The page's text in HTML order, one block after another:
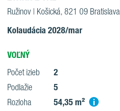
Ružinov | Košická, 821 09 Bratislava
Kolaudácia 2028/mar
VOĽNÝ
Počet izieb 2
Podlažie 5
Rozloha 54,35 m² i